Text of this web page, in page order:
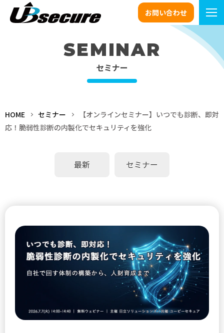
お問い合わせ
SEMINAR
セミナー
HOME セミナー
【オンラインセミナー】いつでも診断、即対
応！脆弱性診断の内製化でセキュリティを強化
最新 セミナー